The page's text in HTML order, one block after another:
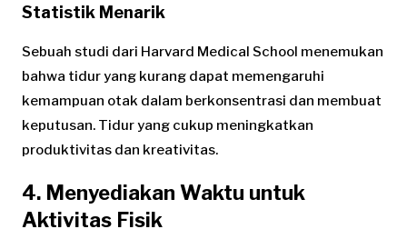
Statistik Menarik
Sebuah studi dari Harvard Medical School menemukan
bahwa tidur yang kurang dapat memengaruhi
kemampuan otak dalam berkonsentrasi dan membuat
keputusan. Tidur yang cukup meningkatkan
produktivitas dan kreativitas.
4. Menyediakan Waktu untuk
Aktivitas Fisik